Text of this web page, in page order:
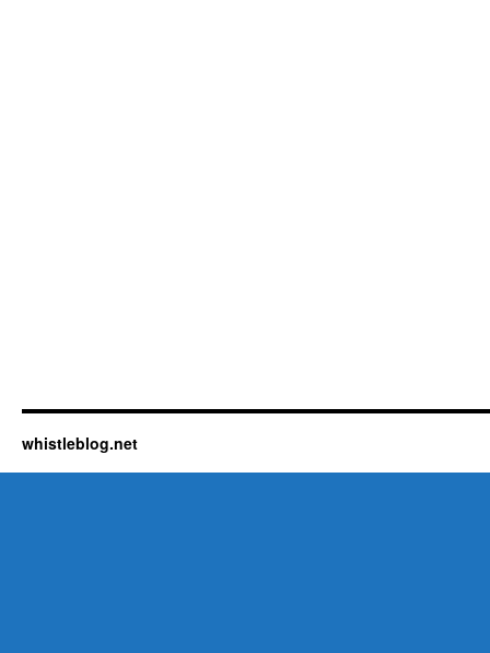
whistleblog.net